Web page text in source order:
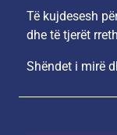
Të kujdesesh
dhe të tjerët
Shëndet i mirë